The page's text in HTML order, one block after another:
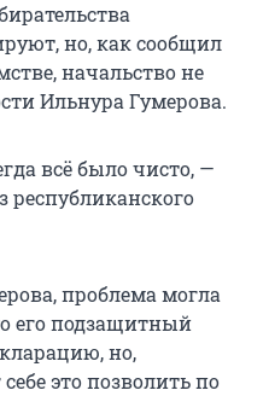
но, как сообщил
начальство не
Ильнура Гумерова.
всё было чисто, —
республиканского
проблема могла
его подзащитный
но,
это позволить по